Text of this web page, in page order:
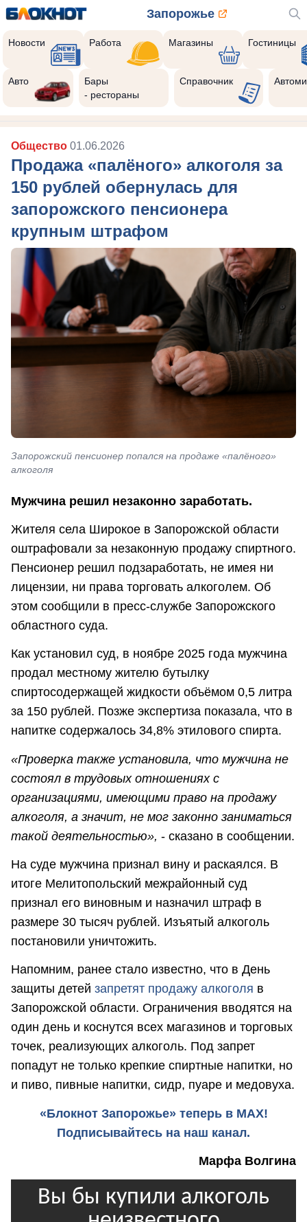
Запорожье
Новости Работа Магазины Гостиницы
Авто
Бары
- рестораны
Справочник
Общество 01.06.2026
Продажа «палёного» алкоголя за
150 рублей обернулась для
запорожского пенсионера
крупным штрафом
Запорожский пенсионер попался на продаже «палёного»
алкоголя
Мужчина решил незаконно заработать.
Жителя села Широкое в Запорожской области
оштрафовали за незаконную продажу спиртного.
Пенсионер решил подзаработать, не имея ни
лицензии, ни права торговать алкоголем. Об
этом сообщили в пресс-службе Запорожского
областного суда.
Как установил суд, в ноябре 2025 года мужчина
продал местному жителю бутылку
спиртосодержащей жидкости объёмом 0,5 литра
за 150 рублей. Позже экспертиза показала, что в
напитке содержалось 34,8% этилового спирта.
«Проверка также установила, что мужчина не
состоял в трудовых отношениях с
организациями, имеющими право на продажу
алкоголя, а значит, не мог законно заниматься
такой деятельностью», - сказано в сообщении.
На суде мужчина признал вину и раскаялся. В
итоге Мелитопольский межрайонный суд
признал его виновным и назначил штраф в
размере 30 тысяч рублей. Изъятый алкоголь
постановили уничтожить.
Напомним, ранее стало известно, что в День
защиты детей запретят продажу алкоголя в
Запорожской области. Ограничения вводятся на
один день и коснутся всех магазинов и торговых
точек, реализующих алкоголь. Под запрет
попадут не только крепкие спиртные напитки, но
и пиво, пивные напитки, сидр, пуаре и медовуха.
«Блокнот Запорожье» теперь в MAX!
Подписывайтесь на наш канал.
Марфа Волгина